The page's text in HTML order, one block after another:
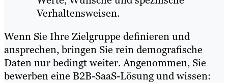
Verhaltensweisen.
Wenn Sie Ihre Zielgruppe definieren und
ansprechen, bringen Sie rein demografische
Daten nur bedingt weiter. Angenommen, Sie
bewerben eine B2B-SaaS-Lösung und wissen: